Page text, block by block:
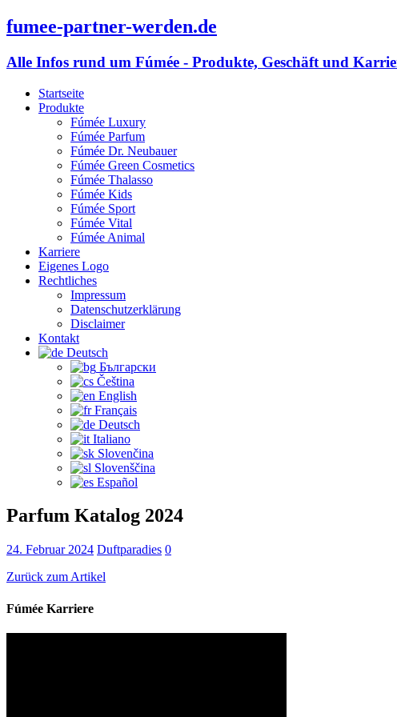
fumee-partner-werden.de
Alle Infos rund um Fúmée - Produkte, Geschäft und
Startseite
Produkte
Fúmée Luxury
Fúmée Parfum
Fúmée Dr. Neubauer
Fúmée Green Cosmetics
Fúmée Thalasso
Fúmée Kids
Fúmée Sport
Fúmée Vital
Fúmée Animal
Karriere
Eigenes Logo
Rechtliches
Impressum
Datenschutzerklärung
Disclaimer
Kontakt
Deutsch
Български
Čeština‎
English
Français
Deutsch
Italiano
Slovenčina
Slovenščina
Español
Parfum Katalog 2024
24. Februar 2024 Duftparadies 0
Zurück zum Artikel
Fúmée Karriere